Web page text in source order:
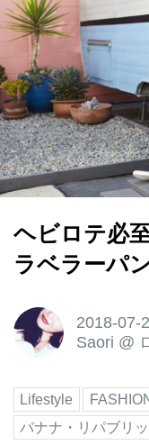
ヘビロテ必
ラベラーパ
2018-07-
Saori @
Lifestyle
バナナ・リパブリ